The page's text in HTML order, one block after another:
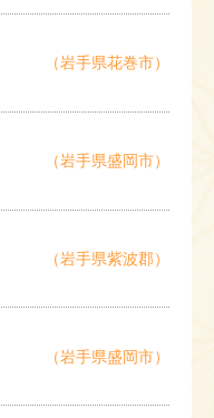
（岩手県花巻市）
（岩手県盛岡市）
（岩手県紫波郡）
（岩手県盛岡市）